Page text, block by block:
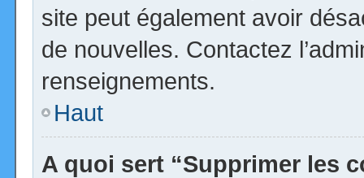
site peut également avoir
de nouvelles. Contactez
renseignements.
Haut
A quoi sert “Supprimer les